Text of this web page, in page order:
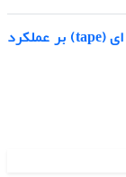
بررسی تأثیر فواصل مختلف نوارهای آبیاری قطره ای (tape) بر عملکرد